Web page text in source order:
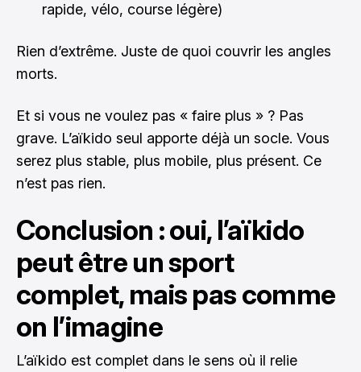
rapide, vélo, course légère)
Rien d’extrême. Juste de quoi couvrir les angles
morts.
Et si vous ne voulez pas « faire plus » ? Pas
grave. L’aïkido seul apporte déjà un socle. Vous
serez plus stable, plus mobile, plus présent. Ce
n’est pas rien.
Conclusion : oui, l’aïkido
peut être un sport
complet, mais pas comme
on l’imagine
L’aïkido est complet dans le sens où il relie